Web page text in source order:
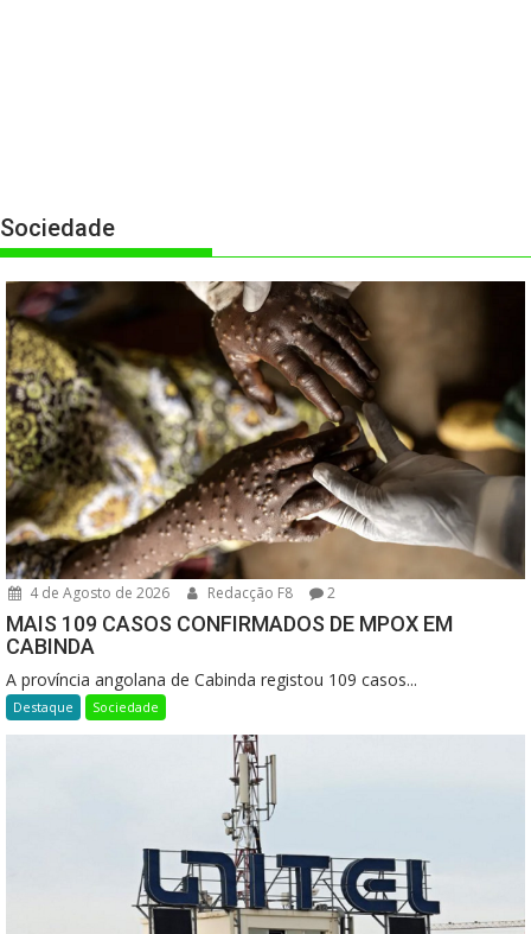
Sociedade
4 de Agosto de 2026 Redacção F8 2
MAIS 109 CASOS CONFIRMADOS DE MPOX EM
CABINDA
A província angolana de Cabinda registou 109 casos...
Destaque Sociedade